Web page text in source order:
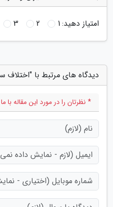
امتیاز دهید:1
2
3
دیدگاه های مرتبط با "اختلاف
* نظرتان را در مورد این مقاله با